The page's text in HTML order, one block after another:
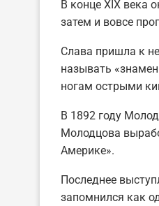
В конце XIX века
затем и вовсе
Слава пришла к
называть
ногам острыми
В 1892 году
Молодцова
Америке».
Последнее
запомнился как